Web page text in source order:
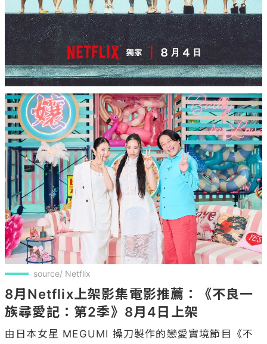
source/ Netflix
8月Netflix上架影集電影推薦：《不良一
族尋愛記：第2季》8月4日上架
由日本女星 MEGUMI 操刀製作的戀愛實境節目《不